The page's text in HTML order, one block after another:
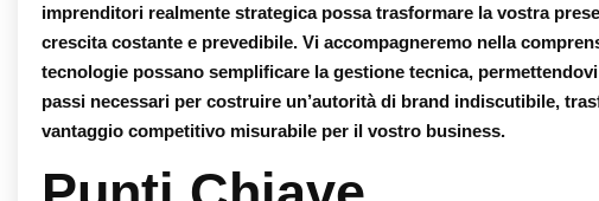
imprenditori realmente strategica possa trasformare la vostra
crescita costante e prevedibile. Vi accompagneremo nella
tecnologie possano semplificare la gestione tecnica,
passi necessari per costruire un’autorità di brand indiscutibile,
vantaggio competitivo misurabile per il vostro business.